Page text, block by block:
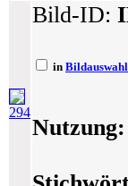
294
Bild-ID:
in Bildauswahl
Nutzung: